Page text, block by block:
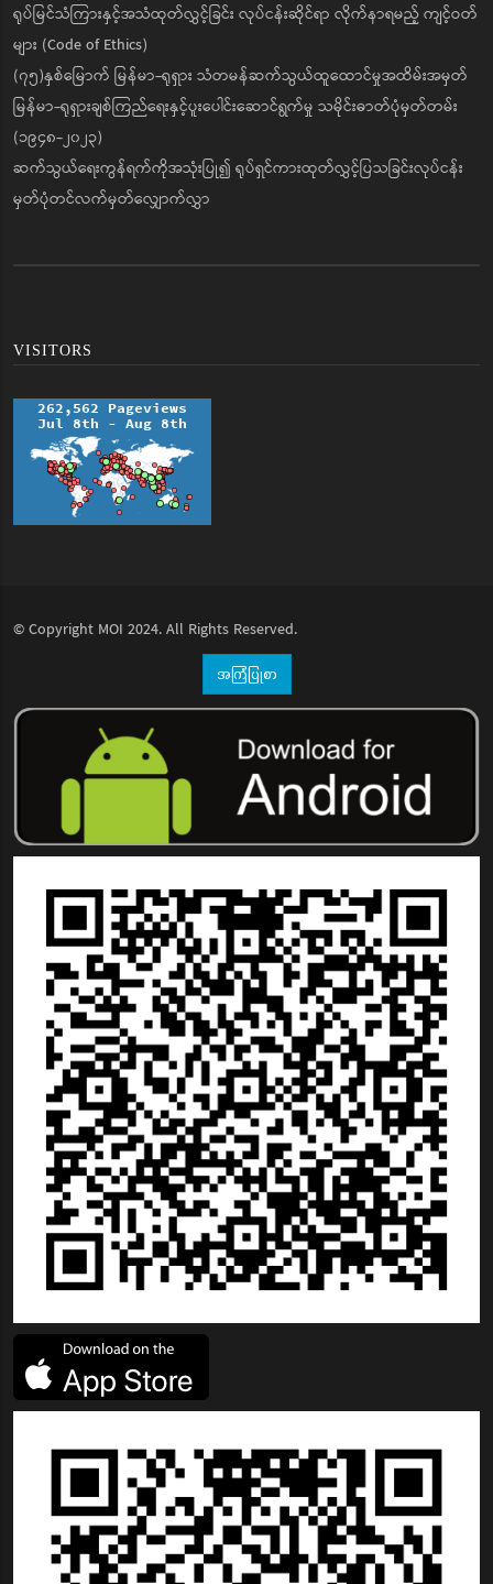
ရုပ်မြင်သံကြားနှင့်အသံထုတ်လွှင့်ခြင်း လုပ်ငန်းဆိုင်ရာ လိုက်နာရမည့် ကျင့်ဝတ်
များ (Code of Ethics)
(၇၅)နှစ်မြောက် မြန်မာ-ရုရှား သံတမန်ဆက်သွယ်ထူထောင်မှုအထိမ်းအမှတ်
မြန်မာ-ရုရှားချစ်ကြည်ရေးနှင့်ပူးပေါင်းဆောင်ရွက်မှု သမိုင်းဓာတ်ပုံမှတ်တမ်း
(၁၉၄၈-၂၀၂၃)
ဆက်သွယ်ရေးကွန်ရက်ကိုအသုံးပြု၍ ရုပ်ရှင်ကားထုတ်လွှင့်ပြသခြင်းလုပ်ငန်း
မှတ်ပုံတင်လက်မှတ်လျှောက်လွှာ
VISITORS
© Copyright MOI 2024. All Rights Reserved.
အကြံပြုစာ